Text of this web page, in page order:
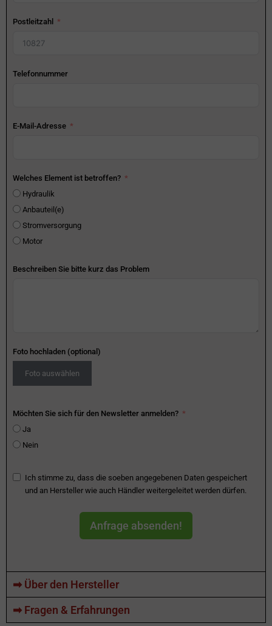
Postleitzahl
Telefonnummer
E-Mail-Adresse
Welches Element ist betroffen?
Hydraulik
Anbauteil(e)
Stromversorgung
Motor
Beschreiben Sie bitte kurz das Problem
Foto hochladen (optional)
Foto auswählen
Möchten Sie sich für den Newsletter anmelden?
Ja
Nein
Ich stimme zu, dass die soeben angegebenen Daten gespeichert
und an Hersteller wie auch Händler weitergeleitet werden dürfen.
Anfrage absenden!
➡ Über den Hersteller
➡ Fragen & Erfahrungen